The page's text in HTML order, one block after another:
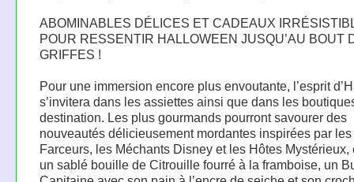
ABOMINABLES DÉLICES ET CADEAUX
POUR RESSENTIR HALLOWEEN JUSQU’AU BOUT
GRIFFES !
Pour une immersion encore plus envoutante, l’esprit
s’invitera dans les assiettes ainsi que dans les
destination. Les plus gourmands pourront savourer des
nouveautés délicieusement mordantes inspirées par
Farceurs, les Méchants Disney et les Hôtes Mystérieux,
un sablé bouille de Citrouille fourré à la framboise, un